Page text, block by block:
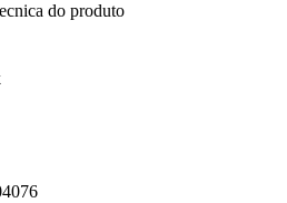
do produto